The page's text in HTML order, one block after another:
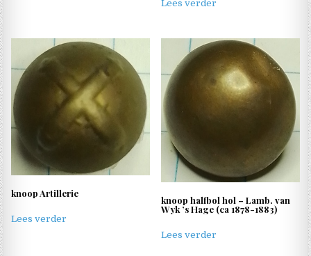
Lees verder
knoop Artillerie
Lees verder
knoop halfbol hol – Lamb. van
Wyk ’s Hage (ca 1878-1883)
Lees verder